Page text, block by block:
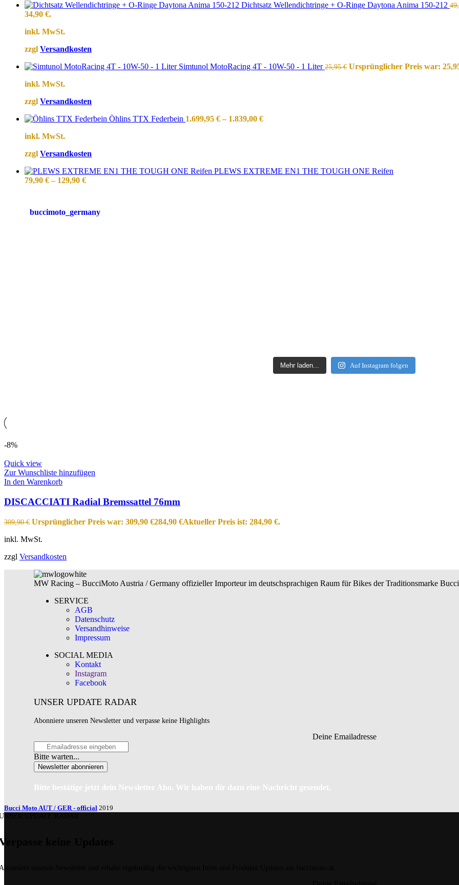
Dichtsatz Wellendichtringe + O-Ringe Daytona Anima 150-212
34,90 €.
inkl. MwSt.
zzgl Versandkosten
Simtunol MotoRacing 4T - 10W-50 - 1 Liter25,95€ Ursprünglicher Preis war:
inkl. MwSt.
zzgl Versandkosten
Öhlins TTX Federbein 1.699,95 €– 1.839,00 €
inkl. MwSt.
zzgl Versandkosten
PLEWS EXTREME EN1 THE TOUGH ONE Reifen
79,90 €– 129,90 €
buccimoto_germany
Mehr laden... Auf Instagram folgen
-8%
Quick view
Zur Wunschliste hinzufügen
In den Warenkorb
DISCACCIATI Radial Bremssattel 76mm
309,90€ Ursprünglicher Preis war: 309,90 €284,90 €Aktueller Preis ist: 284,90 €.
inkl. MwSt.
zzgl Versandkosten
MW Racing – BucciMoto Austria / Germany offizieller Importeur im deutschsprachigen Raum für Bikes der Traditionsmarke
SERVICE
AGB
Datenschutz
Versandhinweise
Impressum
SOCIAL MEDIA
Kontakt
Instagram
Facebook
UNSER UPDATE RADAR
Abonniere unseren Newsletter und verpasse keine Highlights
Deine Emailadresse
Bitte warten...
Newsletter abonnieren
Bitte bestätige jetzt dein Newsletter Abo. Wir haben dir dazu eine Nachricht gesendet.
Bucci Moto AUT / GER - official 2019
UPDATE RADAR
keine Updates
unseren Newsletter und erhalte regelmäßig die wichtigsten Infos und Produkte Updates aus buccimoto.at.